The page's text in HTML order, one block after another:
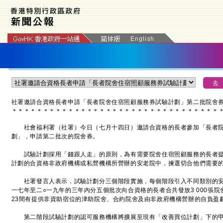
社署邀請合資格長者申請「長者院舍住宿照顧服務券試驗計劃」第二批院舍
＊ ＊ ＊ ＊ ＊ ＊ ＊ ＊ ＊ ＊ ＊ ＊ ＊ ＊ ＊ ＊ ＊ ＊ ＊ ＊ ＊ ＊ ＊ ＊ ＊ ＊ ＊ ＊ ＊ ＊ ＊ ＊ ＊
社會福利署（社署）今日（七月十四日）邀請合資格的長者參加「長者
劃」，申請第二批次的院舍券。
試驗計劃採用「錢跟人走」的原則，為有需要院舍住宿照顧服務的長者
計劃的合資格非政府機構或私營機構所營辦的安老院中，揀選切合他們需要
社署發言人表示，試驗計劃分三個階段實施，每個階段引入不同類別的
一七年至二○一九年的三年內分五個批次向合資格的長者合共發放3 000張
23間有提供非資助宿位的津助院舍、合約院舍及由非政府機構營辦的自負盈
第二階段試驗計劃的認可服務機構將擴展至現有「改善買位計劃」下的